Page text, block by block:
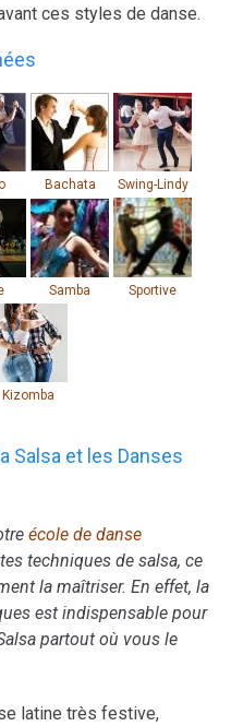
ces styles de danse.
Bachata Swing-Lindy
Samba Sportive
Kizomba
Salsa et les Danses
école de danse
techniques de salsa, ce
la maîtriser. En effet, la
est indispensable pour
partout où vous le
latine très festive,